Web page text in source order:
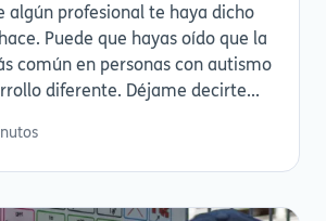
algún profesional te haya dicho
Puede que hayas oído que la
común en personas con autismo
diferente. Déjame decirte...